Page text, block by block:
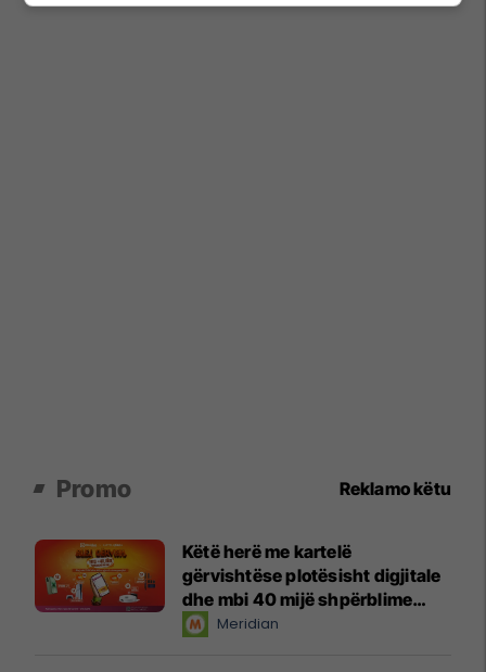
Promo Reklamo këtu
Këtë herë me kartelë
gërvishtëse plotësisht digjitale
dhe mbi 40 mijë shpërblime
instant!Meridian